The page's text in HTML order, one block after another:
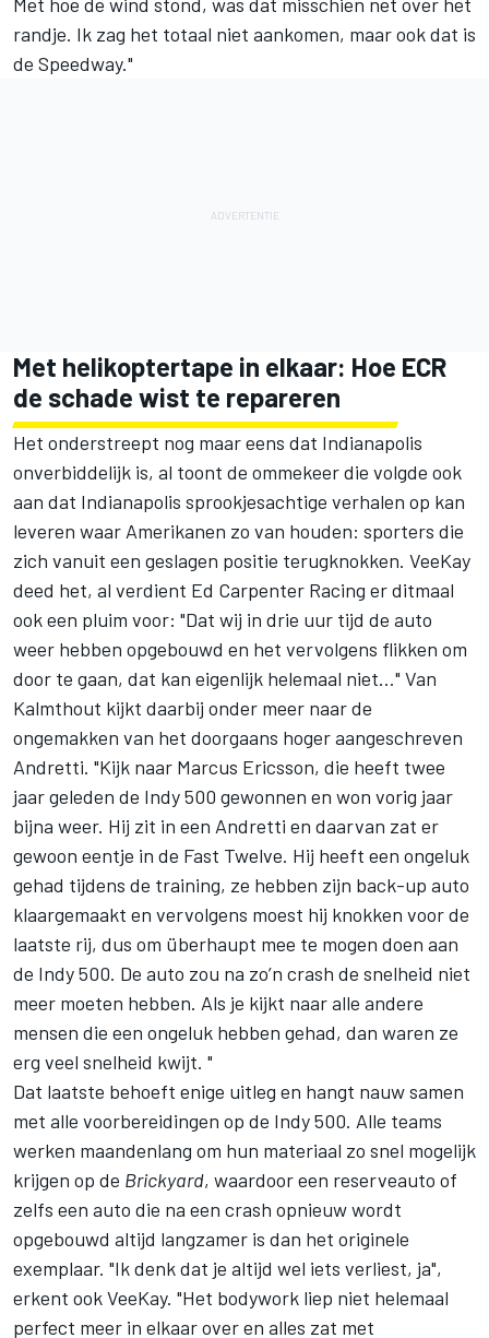
randje. Ik zag het totaal niet aankomen, maar ook dat is
de Speedway."
Met helikoptertape in elkaar: Hoe ECR
de schade wist te repareren
Het onderstreept nog maar eens dat Indianapolis
onverbiddelijk is, al toont de ommekeer die volgde ook
aan dat Indianapolis sprookjesachtige verhalen op kan
leveren waar Amerikanen zo van houden: sporters die
zich vanuit een geslagen positie terugknokken. VeeKay
deed het, al verdient Ed Carpenter Racing er ditmaal
ook een pluim voor: "Dat wij in drie uur tijd de auto
weer hebben opgebouwd en het vervolgens flikken om
door te gaan, dat kan eigenlijk helemaal niet…" Van
Kalmthout kijkt daarbij onder meer naar de
ongemakken van het doorgaans hoger aangeschreven
Andretti. "Kijk naar Marcus Ericsson, die heeft twee
jaar geleden de Indy 500 gewonnen en won vorig jaar
bijna weer. Hij zit in een Andretti en daarvan zat er
gewoon eentje in de Fast Twelve. Hij heeft een ongeluk
gehad tijdens de training, ze hebben zijn back-up auto
klaargemaakt en vervolgens moest hij knokken voor de
laatste rij, dus om überhaupt mee te mogen doen aan
de Indy 500. De auto zou na zo’n crash de snelheid niet
meer moeten hebben. Als je kijkt naar alle andere
mensen die een ongeluk hebben gehad, dan waren ze
erg veel snelheid kwijt. "
Dat laatste behoeft enige uitleg en hangt nauw samen
met alle voorbereidingen op de Indy 500. Alle teams
werken maandenlang om hun materiaal zo snel mogelijk
krijgen op de Brickyard, waardoor een reserveauto of
zelfs een auto die na een crash opnieuw wordt
opgebouwd altijd langzamer is dan het originele
exemplaar. "Ik denk dat je altijd wel iets verliest, ja",
erkent ook VeeKay. "Het bodywork liep niet helemaal
perfect meer in elkaar over en alles zat met